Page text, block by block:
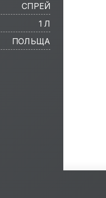
СПРЕЙ
1 Л
ПОЛЬЩА